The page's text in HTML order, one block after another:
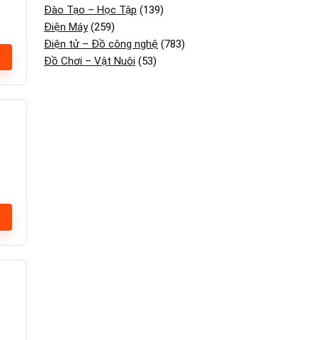
Đào Tạo – Học Tập (139)
Điện Máy(259)
Điện tử – Đồ công nghệ (783)
Đồ Chơi – Vật Nuôi (53)